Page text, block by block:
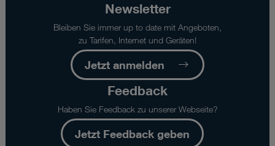
Newsletter
Bleiben Sie immer up to date mit Angeboten,
zu Tarifen, Internet und Geräten!
Jetzt anmelden
Feedback
Haben Sie Feedback zu unserer Webseite?
Jetzt Feedback geben